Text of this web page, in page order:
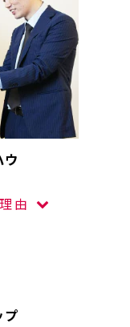
由
プ